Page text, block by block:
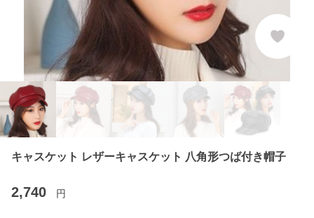
キャスケット レザーキャスケット 八角形つば付き帽子
2,740 円